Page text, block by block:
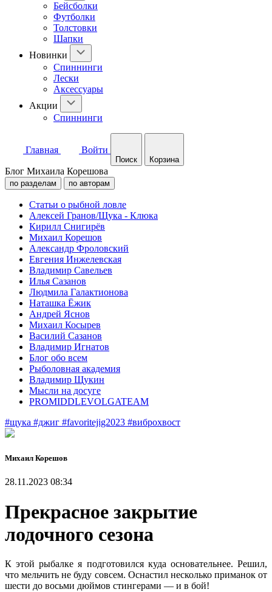
Бейсболки
Футболки
Толстовки
Шапки
Новинки
Спиннинги
Лески
Аксессуары
Акции
Спиннинги
Главная Войти
Поиск Корзина
Блог Михаила Корешова
по разделам по авторам
Статьи о рыбной ловле
Алексей Гранов/Щука - Клюка
Кирилл Снигирёв
Михаил Корешов
Александр Фроловский
Евгения Инжелевская
Владимир Савельев
Илья Сазанов
Людмила Галактионова
Наташка Ёжик
Андрей Яснов
Михаил Косырев
Василий Сазанов
Владимир Игнатов
Блог обо всем
Рыболовная академия
Владимир Щукин
Мысли на досуге
PROMIDDLEVOLGATEAM
#щука #джиг #favoritejig2023 #виброхвост
Михаил Корешов
28.11.2023 08:34
Прекрасное закрытие
лодочного сезона
К этой рыбалке я подготовился куда основательнее. Решил,
что мельчить не буду совсем. Оснастил несколько приманок от
шести до восьми дюймов стингерами — и в бой!